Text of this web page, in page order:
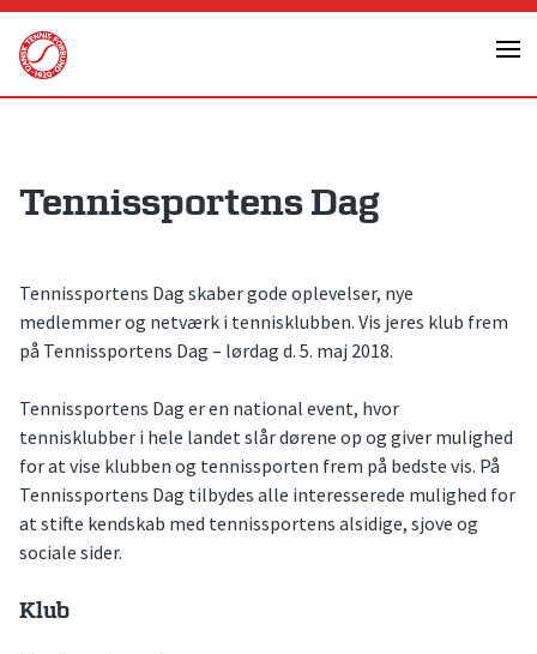
Skip
content
Tennissportens Dag
Tennissportens Dag skaber gode oplevelser, nye
medlemmer og netværk i tennisklubben. Vis jeres klub frem
på Tennissportens Dag – lørdag d. 5. maj 2018.
Tennissportens Dag er en national event, hvor
tennisklubber i hele landet slår dørene op og giver mulighed
for at vise klubben og tennissporten frem på bedste vis. På
Tennissportens Dag tilbydes alle interesserede mulighed for
at stifte kendskab med tennissportens alsidige, sjove og
sociale sider.
Klub